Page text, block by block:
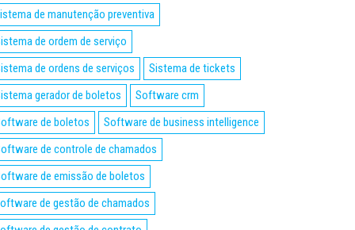
de manutenção preventiva
de ordem de serviço
de ordens de serviços
Sistema de tickets
gerador de boletos
Software crm
de boletos
Software de business intelligence
de controle de chamados
de emissão de boletos
de gestão de chamados